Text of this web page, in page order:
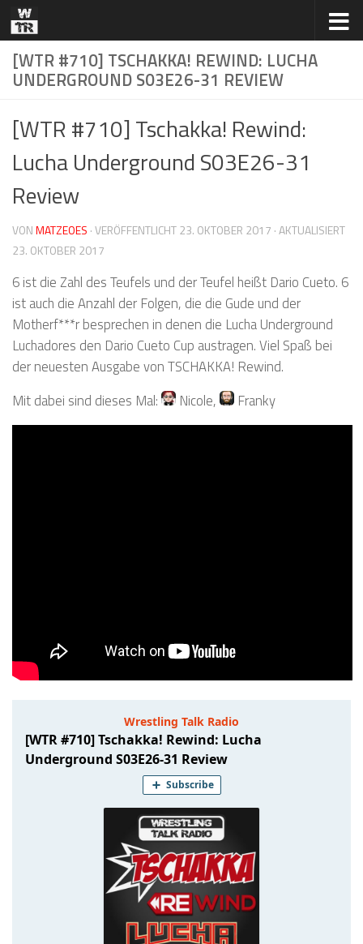
Zum Inhalt springen
[WTR #710] TSCHAKKA! REWIND: LUCHA
UNDERGROUND S03E26-31 REVIEW
[WTR #710] Tschakka! Rewind:
Lucha Underground S03E26-31
Review
VONMATZEOES · VERÖFFENTLICHT23. OKTOBER 2017 · AKTUALISIERT
23. OKTOBER 2017
6 ist die Zahl des Teufels und der Teufel heißt Dario Cueto. 6
ist auch die Anzahl der Folgen, die die Gude und der
Motherf***r besprechen in denen die Lucha Underground
Luchadores den Dario Cueto Cup austragen. Viel Spaß bei
der neuesten Ausgabe von TSCHAKKA! Rewind.
Mit dabei sind dieses Mal:
Nicole, Franky